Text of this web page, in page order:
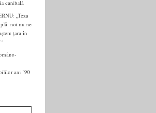
canibală
„Teza
noi nu ne
țara în
ani ’90